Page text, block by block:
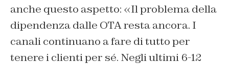
anche questo aspetto: «Il problema della
dipendenza dalle OTA resta ancora. I
canali continuano a fare di tutto per
tenere i clienti per sé. Negli ultimi 6-12